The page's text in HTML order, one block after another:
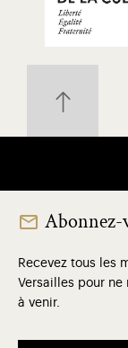
Abonnez-
Recevez tous les
Versailles pour ne
à venir.